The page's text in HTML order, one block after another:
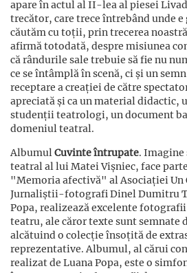
apare în actul al II-lea al piesei
trecător, care trece întrebând unde e
căutăm cu toții, prin trecerea
afirmă totodată, despre misiunea
că rândurile sale trebuie să fie nu
ce se întâmplă în scenă, ci și un
receptare a creației de către
apreciată și ca un material didactic,
studenții teatrologi, un document
domeniul teatral.
AlbumulCuvinte întrupate.
teatral al lui Matei Vișniec, face
"Memoria afectivă" al Asociației Un
Jurnaliștii-fotografi Dinel Dumitru
Popa, realizează excelente
teatru, ale căror texte sunt semnate
alcătuind o colecție însoțită de
reprezentative. Albumul, al cărui
realizat de Luana Popa, este o